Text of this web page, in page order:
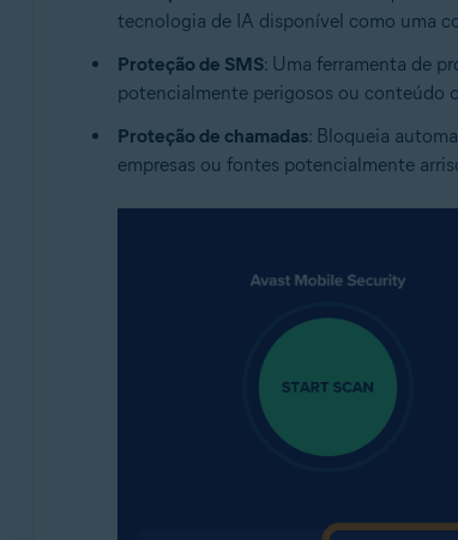
tecnologia de IA disponível como uma
Proteção de SMS: Uma ferramenta de
potencialmente perigosos ou conteúdo
Proteção de chamadas: Bloqueia
empresas ou fontes potencialmente